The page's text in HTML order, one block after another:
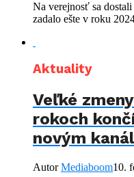
Na verejnosť sa
zadalo ešte v roku
Aktuality
Veľké
rokoch
novým
AutorMediaboom10.